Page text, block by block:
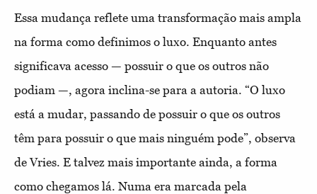
Essa mudança reflete uma transformação mais ampla
na forma como definimos o luxo. Enquanto antes
significava acesso — possuir o que os outros não
podiam —, agora inclina-se para a autoria. “O luxo
está a mudar, passando de possuir o que os outros
têm para possuir o que mais ninguém pode”, observa
de Vries. E talvez mais importante ainda, a forma
como chegamos lá. Numa era marcada pela